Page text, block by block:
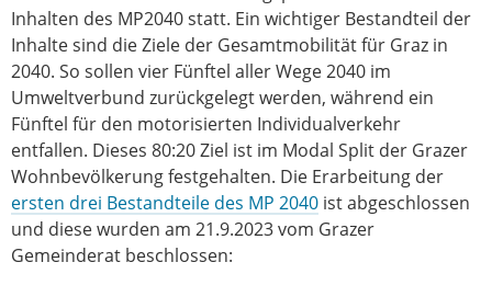
Inhalten des MP2040 statt. Ein wichtiger Bestandteil der
Inhalte sind die Ziele der Gesamtmobilität für Graz in
2040. So sollen vier Fünftel aller Wege 2040 im
Umweltverbund zurückgelegt werden, während ein
Fünftel für den motorisierten Individualverkehr
entfallen. Dieses 80:20 Ziel ist im Modal Split der Grazer
Wohnbevölkerung festgehalten. Die Erarbeitung der
ersten drei Bestandteile des MP 2040 ist abgeschlossen
und diese wurden am 21.9.2023 vom Grazer
Gemeinderat beschlossen: